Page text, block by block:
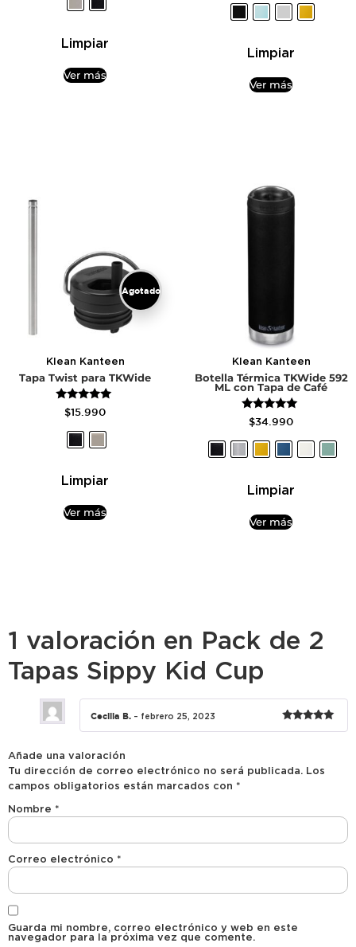
Limpiar
Ver más
Limpiar
Ver más
Agotado
Klean Kanteen
Tapa Twist para TKWide
Valorado
5.00
$15.990
Limpiar
Ver más
Klean Kanteen
Botella Térmica TKWide 592
ML con Tapa de Café
Valorado
4.83
$34.990
Limpiar
Ver más
1 valoración en Pack de 2
Tapas Sippy Kid Cup
Valorado
Cecilia B. – febrero 25, 2023
Añade una valoración
Tu dirección de correo electrónico no será publicada. Los
campos obligatorios están marcados con *
Nombre *
Correo electrónico *
Guarda mi nombre, correo electrónico y web en este
navegador para la próxima vez que comente.